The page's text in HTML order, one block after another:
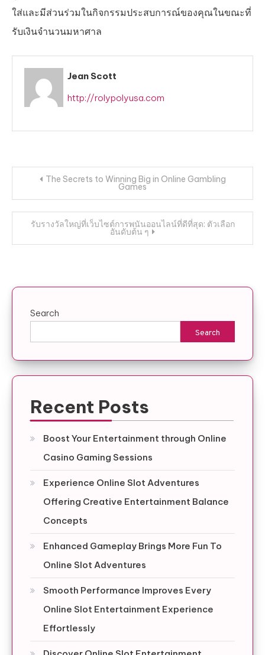
ใส่และมีส่วนร่วมในกิจกรรมประสบการณ์ของคุณในขณะที่
รับเงินจำนวนมหาศาล
Jean Scott
http://rolypolyusa.com
Post
navigation
The Secrets to Winning Big in Online Gambling
Games
รับรางวัลใหญ่ที่เว็บไซต์การพนันออนไลน์ที่ดีที่สุด: ตัวเลือก
อันดับต้น ๆ
Search
Search
Recent Posts
Boost Your Entertainment through Online
Casino Gaming Sessions
Experience Online Slot Adventures
Offering Creative Entertainment Balance
Concepts
Enhanced Gameplay Brings More Fun To
Online Slot Adventures
Smooth Performance Improves Every
Online Slot Entertainment Experience
Effortlessly